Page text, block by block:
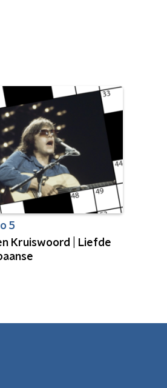
5
Kruiswoord | Liefde